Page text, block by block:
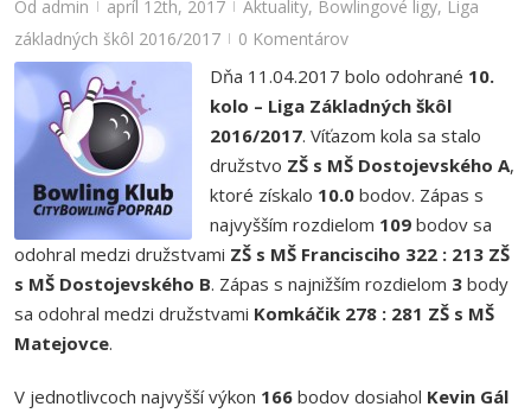
Od admin | apríl 12th, 2017 | Aktuality, Bowlingové ligy, Liga
základných škôl 2016/2017 | 0 Komentárov
Dňa 11.04.2017 bolo odohrané 10.
kolo – Liga Základných škôl
2016/2017. Víťazom kola sa stalo
družstvo ZŠ s MŠ Dostojevského A,
ktoré získalo 10.0 bodov. Zápas s
najvyšším rozdielom 109 bodov sa
odohral medzi družstvami ZŠ s MŠ Francisciho 322 : 213 ZŠ
s MŠ Dostojevského B. Zápas s najnižším rozdielom 3 body
sa odohral medzi družstvami Komkáčik 278 : 281 ZŠ s MŠ
Matejovce.
V jednotlivcoch najvyšší výkon 166 bodov dosiahol Kevin Gál